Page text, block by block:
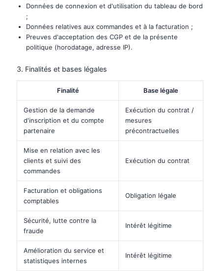
Données de connexion et d'utilisation du tableau de bord
;
Données relatives aux commandes et à la facturation ;
Preuves d'acceptation des CGP et de la présente
politique (horodatage, adresse IP).
3. Finalités et bases légales
Finalité Base légale
Gestion de la demande
d'inscription et du compte
partenaire
Exécution du contrat /
mesures
précontractuelles
Mise en relation avec les
clients et suivi des
commandes
Exécution du contrat
Facturation et obligations
comptables
Obligation légale
Sécurité, lutte contre la
fraude
Intérêt légitime
Amélioration du service et
statistiques internes
Intérêt légitime